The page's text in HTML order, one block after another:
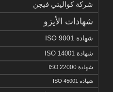
شركة كواليتي فيجن
شهادات الأيزو
شهادة ISO 9001
شهادة ISO 14001
شهادة ISO 22000
شهادة ISO 45001